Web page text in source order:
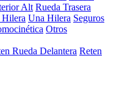
Alt Rueda Trasera
Una Hilera Seguros
Otros
Rueda Delantera Reten